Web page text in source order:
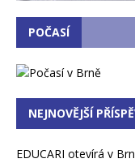
POČASÍ
NEJNOVĚJŠÍ
EDUCARI otevírá v